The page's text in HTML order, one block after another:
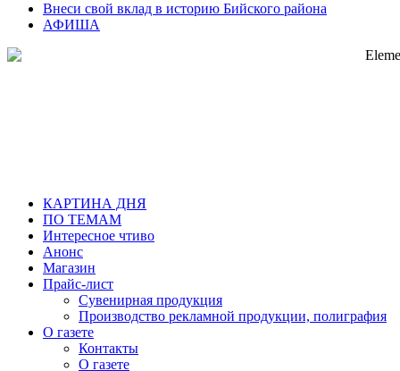
Внеси свой вклад в историю Бийского района
АФИША
КАРТИНА ДНЯ
ПО ТЕМАМ
Интересное чтиво
Анонс
Магазин
Прайс-лист
Сувенирная продукция
Производство рекламной продукции, полиграфия
О газете
Контакты
О газете